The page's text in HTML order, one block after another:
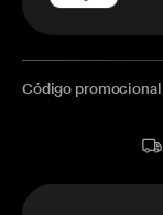
Código promocional